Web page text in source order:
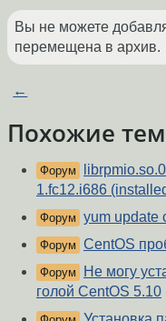
Вы не можете
перемещена в архив.
←
Похожие
Форум
1.fc12.i686
Форум yum update
Форум CentOS
Форум
Не могу
голой CentOS 5.10